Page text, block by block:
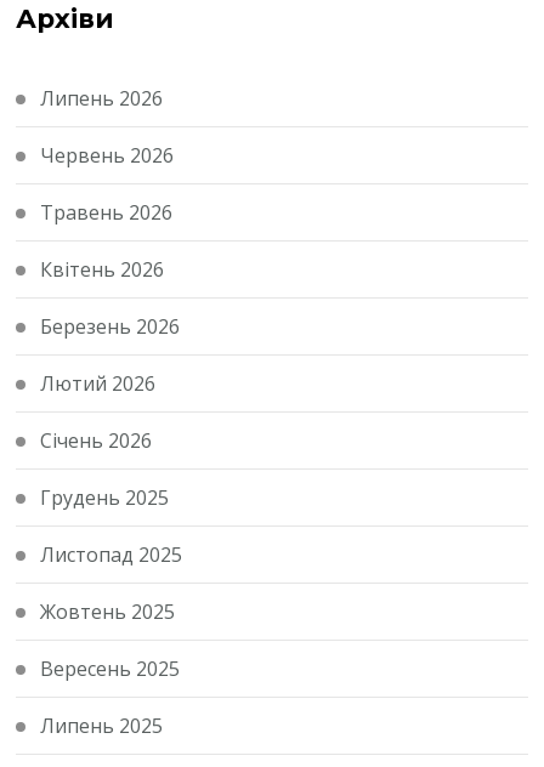
Архіви
Липень 2026
Червень 2026
Травень 2026
Квітень 2026
Березень 2026
Лютий 2026
Січень 2026
Грудень 2025
Листопад 2025
Жовтень 2025
Вересень 2025
Липень 2025